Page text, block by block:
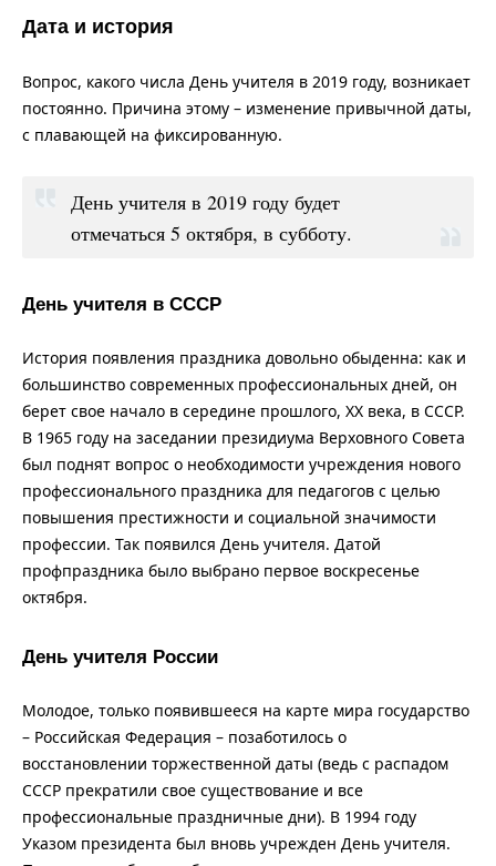
Дата и история
Вопрос, какого числа День учителя в 2019 году, возникает
постоянно. Причина этому – изменение привычной даты,
с плавающей на фиксированную.
День учителя в 2019 году будет
отмечаться 5 октября, в субботу.
День учителя в СССР
История появления праздника довольно обыденна: как и
большинство современных профессиональных дней, он
берет свое начало в середине прошлого, XX века, в СССР.
В 1965 году на заседании президиума Верховного Совета
был поднят вопрос о необходимости учреждения нового
профессионального праздника для педагогов с целью
повышения престижности и социальной значимости
профессии. Так появился День учителя. Датой
профпраздника было выбрано первое воскресенье
октября.
День учителя России
Молодое, только появившееся на карте мира государство
– Российская Федерация – позаботилось о
восстановлении торжественной даты (ведь с распадом
СССР прекратили свое существование и все
профессиональные праздничные дни). В 1994 году
Указом президента был вновь учрежден День учителя.